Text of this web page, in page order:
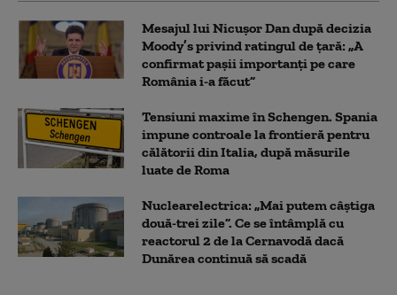
Mesajul lui Nicușor Dan după decizia
Moody’s privind ratingul de țară: „A
confirmat pașii importanți pe care
România i-a făcut”
Tensiuni maxime în Schengen. Spania
impune controale la frontieră pentru
călătorii din Italia, după măsurile
luate de Roma
Nuclearelectrica: „Mai putem câștiga
două-trei zile”. Ce se întâmplă cu
reactorul 2 de la Cernavodă dacă
Dunărea continuă să scadă